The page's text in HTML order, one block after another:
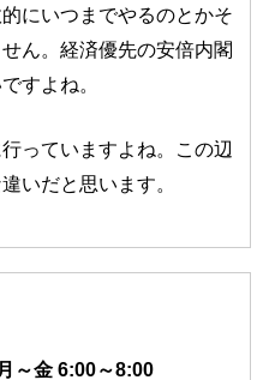
にいつまでやるのとかそ
ん。経済優先の安倍内閣
すよね。
っていますよね。この辺
いだと思います。
～金 6:00～8:00